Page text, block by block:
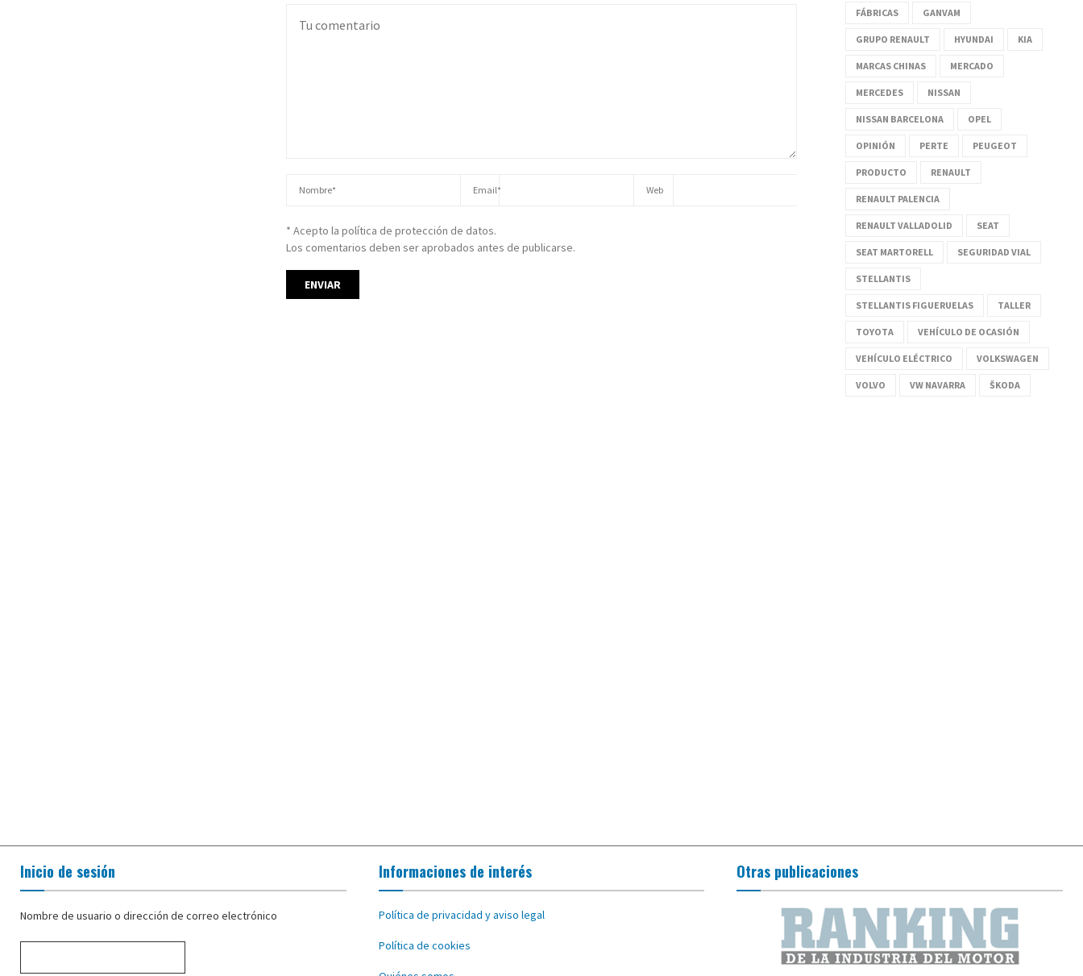
* Acepto la política de protección de datos.
Los comentarios deben ser aprobados antes de publicarse.
FÁBRICAS GANVAM
GRUPO RENAULT HYUNDAI KIA
MARCAS CHINAS MERCADO
MERCEDES NISSAN
NISSAN BARCELONA OPEL
OPINIÓN PERTE PEUGEOT
PRODUCTO RENAULT
RENAULT PALENCIA
RENAULT VALLADOLID SEAT
SEAT MARTORELL SEGURIDAD VIAL
STELLANTIS
STELLANTIS FIGUERUELAS TALLER
TOYOTA VEHÍCULO DE OCASIÓN
VEHÍCULO ELÉCTRICO VOLKSWAGEN
VOLVO VW NAVARRA ŠKODA
Inicio de sesión
Nombre de usuario o dirección de correo electrónico
Informaciones de interés
Política de privacidad y aviso legal
Política de cookies
Otras publicaciones